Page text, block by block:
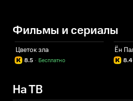
Фильмы и сериалы
Цветок зла
8.5 Бесплатно
· 8.4
На ТВ